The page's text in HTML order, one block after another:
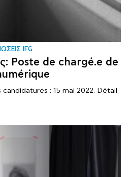
IFG
Poste de chargé.e de
: 15 mai 2022. Détail